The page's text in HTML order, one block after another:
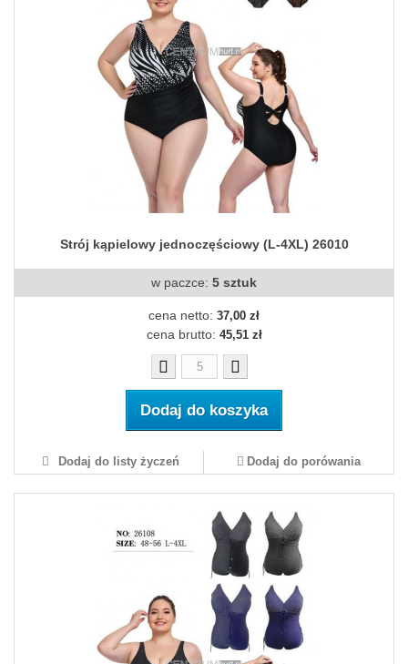
Strój kąpielowy jednoczęściowy (L-4XL) 26010
w paczce: 5 sztuk
cena netto: 37,00 zł
cena brutto: 45,51 zł
Dodaj do koszyka
Dodaj do listy życzeń Dodaj do porówania